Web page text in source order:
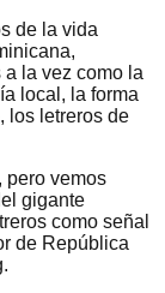
de la vida
la vez como la
local, la forma
los letreros de
pero vemos
gigante
como señal
de República